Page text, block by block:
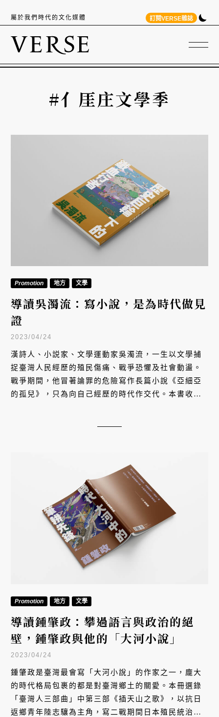
屬於我們時代的文化媒體 訂閱VERSE雜誌
#亻厓庄文學季
Promotion 地方 文學
導讀吳濁流：寫小說，是為時代做見
證
2023/04/24
漢詩人、小説家、文學運動家吳濁流，一生以文學捕
捉臺灣人民經歷的殖民傷痛、戰爭恐懼及社會動盪。
戰爭期間，他冒著論罪的危險寫作長篇小說《亞細亞
的孤兒》，只為向自己經歷的時代作交代。本書收錄
Promotion 地方 文學
導讀鍾肇政：攀過語言與政治的絕
壁，鍾肇政與他的「大河小說」
2023/04/24
鍾肇政是臺灣最會寫「大河小說」的作家之一，龐大
的時代格局包裹的都是對臺灣鄉土的關愛。本冊選錄
「臺灣人三部曲」中第三部《插天山之歌》，以抗日
返鄉青年陸志驤為主角，寫二戰期間日本殖民統治下